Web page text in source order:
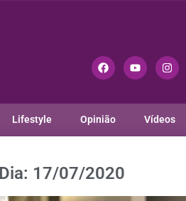
Lifestyle Opinião Vídeos
Dia: 17/07/2020